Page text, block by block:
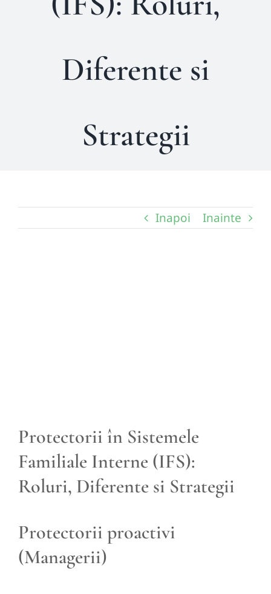
Diferente si
Strategii
Inapoi Inainte
Protectorii în Sistemele
Familiale Interne (IFS):
Roluri, Diferente si Strategii
Protectorii proactivi
(Managerii)